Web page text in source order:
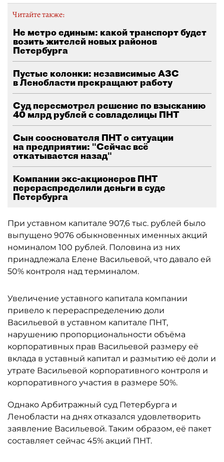
Читайте также:
Не метро единым: какой транспорт будет
возить жителей новых районов
Петербурга
Пустые колонки: независимые АЗС
в Ленобласти прекращают работу
Суд пересмотрел решение по взысканию
40 млрд рублей с совладелицы ПНТ
Сын сооснователя ПНТ о ситуации
на предприятии: "Сейчас всё
откатывается назад"
Компании экс-акционеров ПНТ
перераспределили деньги в суде
Петербурга
При уставном капитале 907,6 тыс. рублей было
выпущено 9076 обыкновенных именных акций
номиналом 100 рублей. Половина из них
принадлежала Елене Васильевой, что давало ей
50% контроля над терминалом.
Увеличение уставного капитала компании
привело к перераспределению доли
Васильевой в уставном капитале ПНТ,
нарушению пропорциональности объёма
корпоративных прав Васильевой размеру её
вклада в уставный капитал и размытию её доли и
утрате Васильевой корпоративного контроля и
корпоративного участия в размере 50%.
Однако Арбитражный суд Петербурга и
Ленобласти на днях отказался удовлетворить
заявление Васильевой. Таким образом, её пакет
составляет сейчас 45% акций ПНТ.